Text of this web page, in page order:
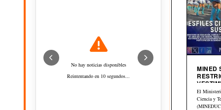
No hay noticias disponibles
Reintentando en 10 segundos...
MINED
El
Ciencia y